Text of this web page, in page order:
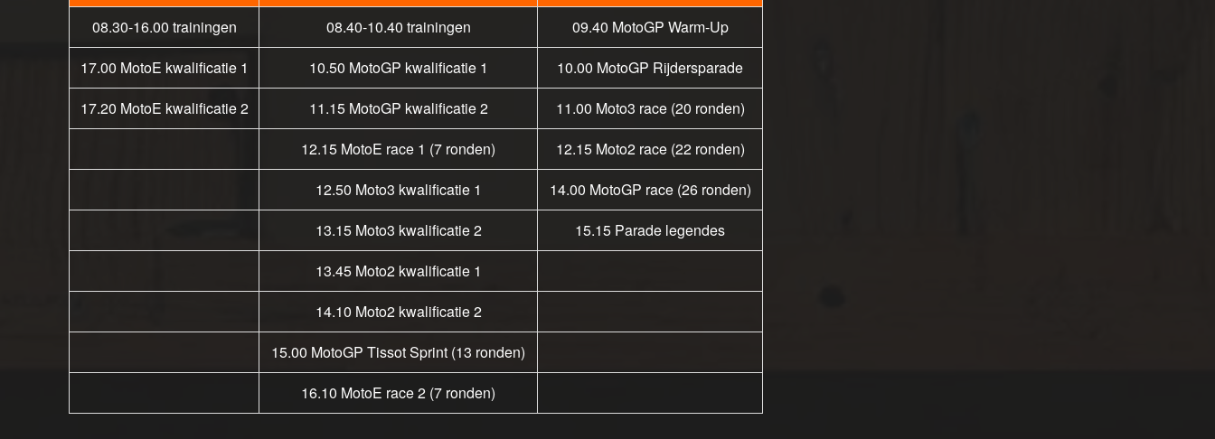
08.30-16.00 trainingen
08.40-10.40 trainingen
09.40 MotoGP Warm-Up
17.00 MotoE kwalificatie 1
10.50 MotoGP kwalificatie 1
10.00 MotoGP Rijdersparade
17.20 MotoE kwalificatie 2
11.15 MotoGP kwalificatie 2
11.00 Moto3 race (20 ronden)
12.15 MotoE race 1 (7 ronden)
12.15 Moto2 race (22 ronden)
12.50 Moto3 kwalificatie 1
14.00 MotoGP race (26 ronden)
13.15 Moto3 kwalificatie 2
15.15 Parade legendes
13.45 Moto2 kwalificatie 1
14.10 Moto2 kwalificatie 2
15.00 MotoGP Tissot Sprint (13 ronden)
16.10 MotoE race 2 (7 ronden)